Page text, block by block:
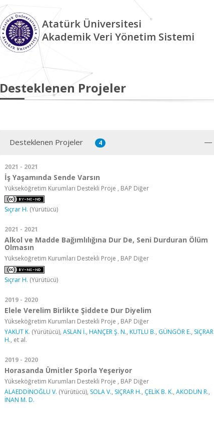
Atatürk Üniversitesi
Akademik Veri Yönetim Sistemi
Desteklenen Projeler
Desteklenen Projeler 4
2021 - 2021
İş Yaşamında Sende Varsın
Yükseköğretim Kurumları Destekli Proje , BAP Diğer
Sıçrar H. (Yürütücü)
2021 - 2021
Alkol ve Madde Bağımlılığına Dur De, Seni Durduran Ölüm
Olmasın
Yükseköğretim Kurumları Destekli Proje , BAP Diğer
Sıçrar H. (Yürütücü)
2019 - 2020
Elele Verelim Birlikte Şiddete Dur Diyelim
Yükseköğretim Kurumları Destekli Proje , BAP Diğer
YAKUT K. (Yürütücü), ASLAN İ., HANÇER Ş. N., KUTLU B., GÜNGÖR E., SIÇRAR
H., et al.
2019 - 2020
Horasanda Ümitler Sporla Yeşeriyor
Yükseköğretim Kurumları Destekli Proje , BAP Diğer
ALAEDDİNOĞLU V. (Yürütücü), SOLA V., SIÇRAR H., ÇELİK B. K., AKODUN R.,
İNAN M. D.